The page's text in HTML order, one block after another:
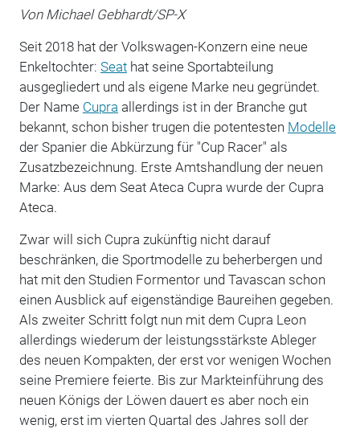
Von Michael Gebhardt/SP-X
Seit 2018 hat der Volkswagen-Konzern eine neue
Enkeltochter: Seathat seine Sportabteilung
ausgegliedert und als eigene Marke neu gegründet.
Der Name Cupra allerdings ist in der Branche gut
bekannt, schon bisher trugen die potentesten Modelle
der Spanier die Abkürzung für "Cup Racer" als
Zusatzbezeichnung. Erste Amtshandlung der neuen
Marke: Aus dem Seat Ateca Cupra wurde der Cupra
Ateca.
Zwar will sich Cupra zukünftig nicht darauf
beschränken, die Sportmodelle zu beherbergen und
hat mit den Studien Formentor und Tavascan schon
einen Ausblick auf eigenständige Baureihen gegeben.
Als zweiter Schritt folgt nun mit dem Cupra Leon
allerdings wiederum der leistungsstärkste Ableger
des neuen Kompakten, der erst vor wenigen Wochen
seine Premiere feierte. Bis zur Markteinführung des
neuen Königs der Löwen dauert es aber noch ein
wenig, erst im vierten Quartal des Jahres soll der